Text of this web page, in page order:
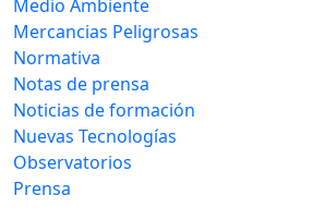
Medio Ambiente
Mercancias Peligrosas
Normativa
Notas de prensa
Noticias de formación
Nuevas Tecnologías
Observatorios
Prensa